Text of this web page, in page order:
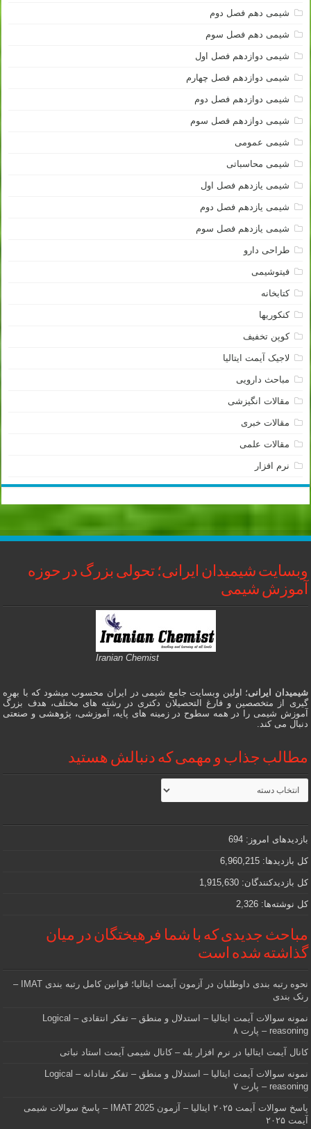
شیمی دهم فصل دوم
شیمی دهم فصل سوم
شیمی دوازدهم فصل اول
شیمی دوازدهم فصل چهارم
شیمی دوازدهم فصل دوم
شیمی دوازدهم فصل سوم
شیمی عمومی
شیمی محاسباتی
شیمی یازدهم فصل اول
شیمی یازدهم فصل دوم
شیمی یازدهم فصل سوم
طراحی دارو
فیتوشیمی
کتابخانه
کنکوریها
کوپن تخفیف
لاجیک آیمت ایتالیا
مباحث دارویی
مقالات انگیزشی
مقالات خبری
مقالات علمی
نرم افزار
وبسایت شیمیدان ایرانی؛ تحولی بزرگ در حوزه
آموزش شیمی
Iranian Chemist
شیمیدان ایرانی؛ اولین وبسایت جامع شیمی در ایران محسوب میشود که با بهره
گیری از متخصصین و فارغ التحصیلان دکتری در رشته های مختلف، هدف بزرگ
آموزش شیمی را در همه سطوح در زمینه های پایه، آموزشی، پژوهشی و صنعتی
دنبال می کند.
مطالب جذاب و مهمی که دنبالش هستید
مطالب
جذاب
و
که
دنبالش
هستید
بازدیدهای امروز:694
کل بازدیدها:6,960,215
کل بازدیدکنند‌گان:1,915,630
کل نوشته‌ها:2,326
مباحث جدیدی که با شما فرهیختگان در میان
گذاشته شده است
نحوه رتبه بندی داوطلبان در آزمون آیمت ایتالیا؛ قوانین کامل رتبه بندی IMAT –
رنک بندی
نمونه سوالات آیمت ایتالیا – استدلال و منطق – تفکر انتقادی – Logical
reasoning – پارت ۸
کانال آیمت ایتالیا در نرم افزار بله – کانال شیمی آیمت استاد نباتی
نمونه سوالات آیمت ایتالیا – استدلال و منطق – تفکر نقادانه – Logical
reasoning – پارت ۷
پاسخ سوالات آیمت ۲۰۲۵ ایتالیا – آزمون IMAT 2025 – پاسخ سوالات شیمی
آیمت ۲۰۲۵